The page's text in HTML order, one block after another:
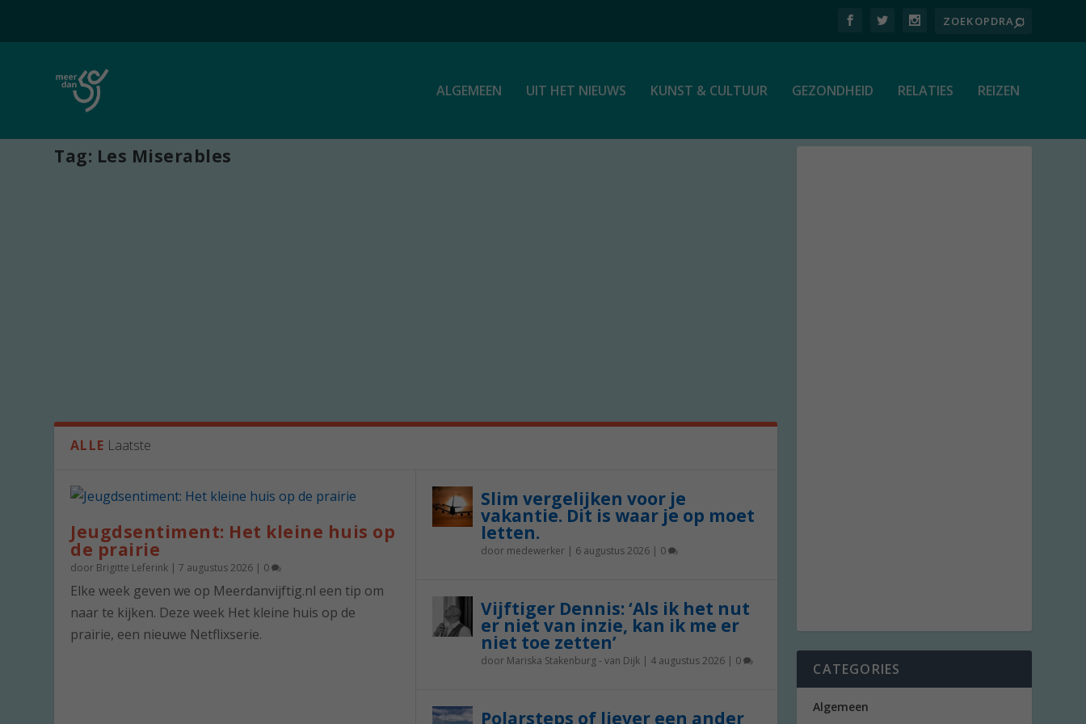
ALGEMEEN UIT HET NIEUWS KUNST & CULTUUR GEZONDHEID RELATIES REIZEN
Tag: Les Miserables
ALLE Laatste
Jeugdsentiment: Het kleine huis op
de prairie
door Brigitte Leferink |7 augustus 2026 | 0
Elke week geven we op Meerdanvijftig.nl een tip om
naar te kijken. Deze week Het kleine huis op de
prairie, een nieuwe Netflixserie.
Slim vergelijken voor je
vakantie. Dit is waar je op moet
letten.
door medewerker| 6 augustus 2026| 0
Vijftiger Dennis: ‘Als ik het nut
er niet van inzie, kan ik me er
niet toe zetten’
door Mariska Stakenburg - van Dijk| 4 augustus 2026| 0
Polarsteps of liever een ander
CATEGORIES
Algemeen